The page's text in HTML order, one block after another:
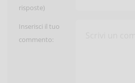
risposte)
Inserisci il tuo
commento: